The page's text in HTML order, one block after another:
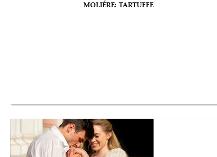
MOLIÉRE: TARTUFFE